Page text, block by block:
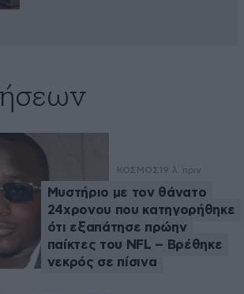
ΚΟΣΜΟΣ 19 λ. πριν
Μυστήριο με τον θάνατο
24χρονου που κατηγορήθηκε
ότι εξαπάτησε πρώην
παίκτες του NFL – Βρέθηκε
νεκρός σε πίσινα